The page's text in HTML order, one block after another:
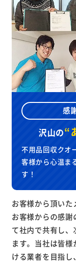
感
沢山の“
不用品回収クオ
客様から心温ま
す！
お客様から頂い
お客様からの感
て社内で共有し
ます。当社は皆
ける業者を目指